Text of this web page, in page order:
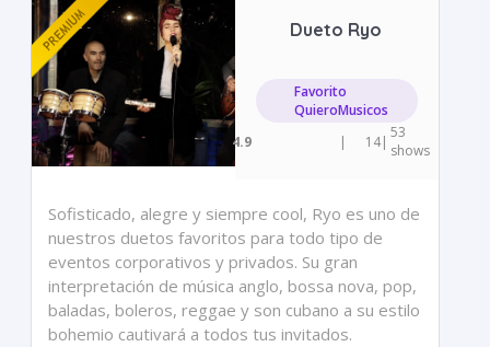
Dueto Ryo
Favorito
QuieroMusicos
4.9
| 14| 53
shows
Sofisticado, alegre y siempre cool, Ryo es uno de
nuestros duetos favoritos para todo tipo de
eventos corporativos y privados. Su gran
interpretación de música anglo, bossa nova, pop,
baladas, boleros, reggae y son cubano a su estilo
bohemio cautivará a todos tus invitados.